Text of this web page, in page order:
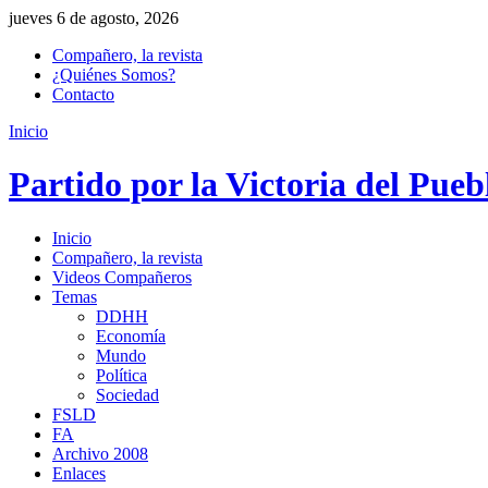
jueves 6 de agosto, 2026
Compañero, la revista
¿Quiénes Somos?
Contacto
Inicio
Partido por la Victoria del
Inicio
Compañero, la revista
Videos Compañeros
Temas
DDHH
Economía
Mundo
Política
Sociedad
FSLD
FA
Archivo 2008
Enlaces